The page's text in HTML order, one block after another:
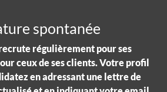
spontanée
régulièrement pour ses
ceux de ses clients. Votre profil
en adressant une lettre de